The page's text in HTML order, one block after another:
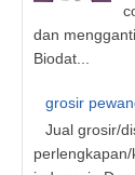
dan
Biodat...
grosir
Jual grosir/